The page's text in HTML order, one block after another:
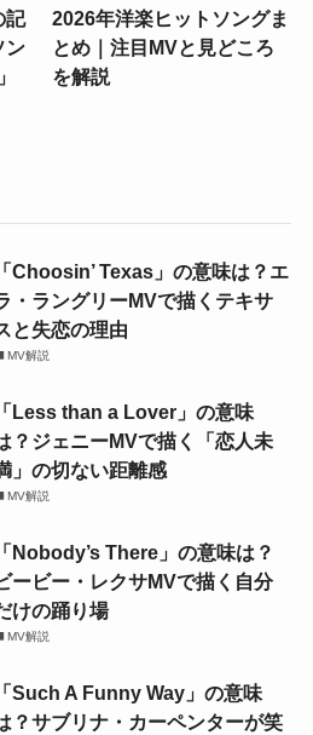
記
ン
2026年洋楽ヒットソングま
とめ｜注目MVと見どころ
を解説
「Choosin’ Texas」の意味は？エ
・ラングリーMVで描くテキサ
と失恋の理由
MV解説
「Less than a Lover」の意味
？ジェニーMVで描く「恋人未
」の切ない距離感
MV解説
「Nobody’s There」の意味は？
ービー・レクサMVで描く自分
けの踊り場
MV解説
「Such A Funny Way」の意味
？サブリナ・カーペンターが笑